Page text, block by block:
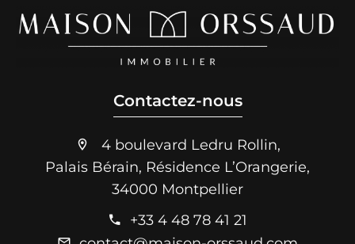
Contactez-nous
4 boulevard Ledru Rollin,
Palais Bérain, Résidence L’Orangerie,
34000 Montpellier
+33 4 48 78 41 21